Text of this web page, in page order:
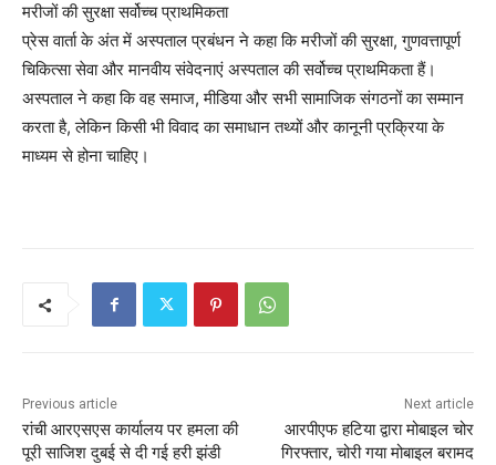
मरीजों की सुरक्षा सर्वोच्च प्राथमिकता
प्रेस वार्ता के अंत में अस्पताल प्रबंधन ने कहा कि मरीजों की सुरक्षा, गुणवत्तापूर्ण
चिकित्सा सेवा और मानवीय संवेदनाएं अस्पताल की सर्वोच्च प्राथमिकता हैं।
अस्पताल ने कहा कि वह समाज, मीडिया और सभी सामाजिक संगठनों का सम्मान
करता है, लेकिन किसी भी विवाद का समाधान तथ्यों और कानूनी प्रक्रिया के
माध्यम से होना चाहिए।
Previous article
रांची आरएसएस कार्यालय पर हमला की
पूरी साजिश दुबई से दी गई हरी झंडी
Next article
आरपीएफ हटिया द्वारा मोबाइल चोर
गिरफ्तार, चोरी गया मोबाइल बरामद